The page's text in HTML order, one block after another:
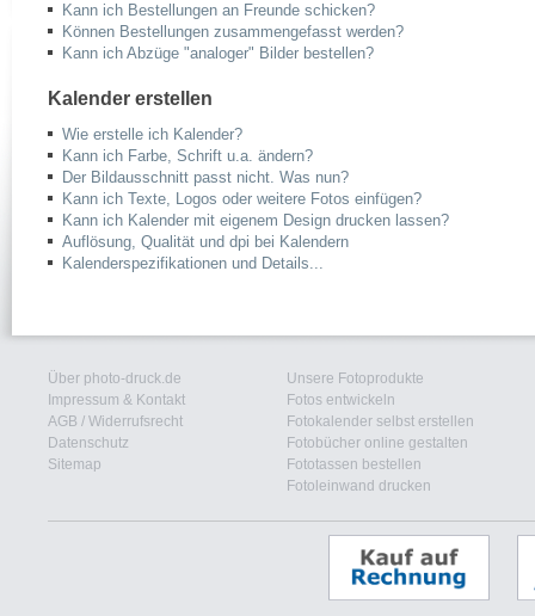
Kann ich Bestellungen an Freunde schicken?
Können Bestellungen zusammengefasst werden?
Kann ich Abzüge "analoger" Bilder bestellen?
Kalender erstellen
Wie erstelle ich Kalender?
Kann ich Farbe, Schrift u.a. ändern?
Der Bildausschnitt passt nicht. Was nun?
Kann ich Texte, Logos oder weitere Fotos einfügen?
Kann ich Kalender mit eigenem Design drucken lassen?
Auflösung, Qualität und dpi bei Kalendern
Kalenderspezifikationen und Details...
Über photo-druck.de
Impressum & Kontakt
AGB / Widerrufsrecht
Datenschutz
Sitemap
Unsere Fotoprodukte
Fotos entwickeln
Fotokalender selbst erstellen
Fotobücher online gestalten
Fototassen bestellen
Fotoleinwand drucken